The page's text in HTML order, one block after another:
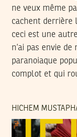
ne veux même
cachent derrière
ceci est une
n’ai pas envie
paranoiaque
complot et qui
HICHEM